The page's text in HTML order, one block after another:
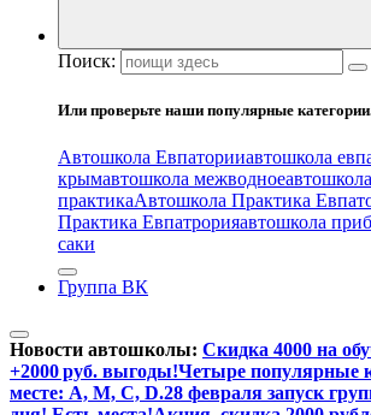
Поиск:
Или проверьте наши популярные
Автошкола Евпаторииавтошкола
крымавтошкола межводноеавтошкола
практикаАвтошкола Практика
Практика Евпатрорияавтошкола
саки
Группа ВК
Новости автошколы: Скидка 4000 на
+2000 руб. выгоды!Четыре популярные
месте: А, М, С, D.28 февраля запуск